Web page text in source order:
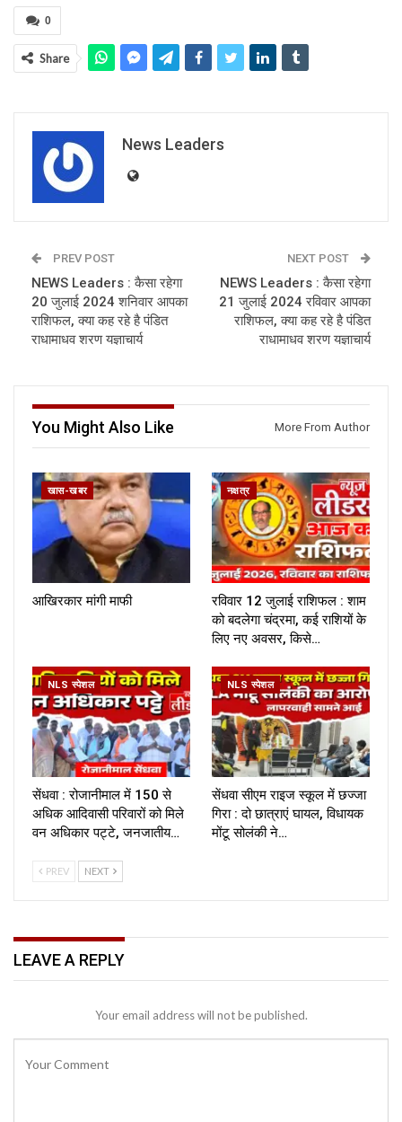
0
Share
News Leaders
PREV POST
NEWS Leaders : कैसा रहेगा
20 जुलाई 2024 शनिवार आपका
राशिफल, क्या कह रहे है पंडित
राधामाधव शरण यज्ञाचार्य
NEXT POST
NEWS Leaders : कैसा रहेगा
21 जुलाई 2024 रविवार आपका
राशिफल, क्या कह रहे है पंडित
राधामाधव शरण यज्ञाचार्य
You Might Also Like More From Author
खास-खबर
आखिरकार मांगी माफी
नक्षत्र
रविवार 12 जुलाई राशिफल : शाम
को बदलेगा चंद्रमा, कई राशियों के
लिए नए अवसर, किसे…
NLS स्पेशल
सेंधवा : रोजानीमाल में 150 से
अधिक आदिवासी परिवारों को मिले
वन अधिकार पट्टे, जनजातीय…
NLS स्पेशल
सेंधवा सीएम राइज स्कूल में छज्जा
गिरा : दो छात्राएं घायल, विधायक
मोंटू सोलंकी ने…
PREV NEXT
LEAVE A REPLY
Your email address will not be published.